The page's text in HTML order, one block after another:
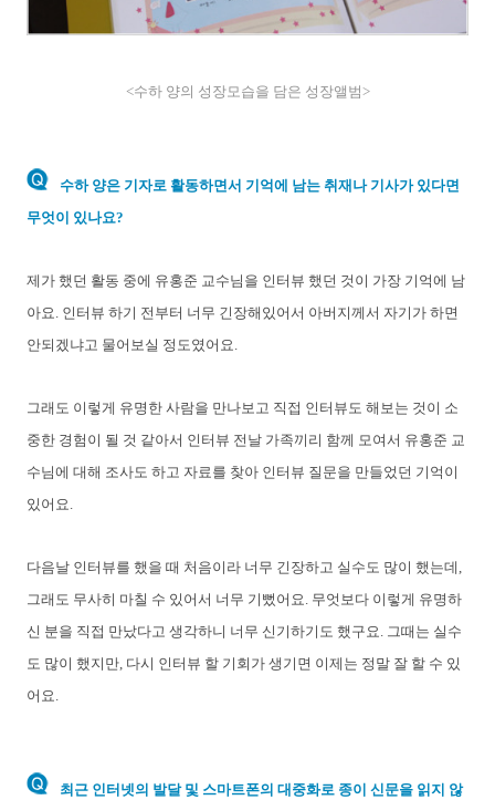
<수하 양의 성장모습을 담은 성장앨범>
수하 양은 기자로 활동하면서 기억에 남는 취재나 기사가 있다면
무엇이 있나요?
제가 했던 활동 중에 유홍준 교수님을 인터뷰 했던 것이 가장 기억에 남
아요. 인터뷰 하기 전부터 너무 긴장해있어서 아버지께서 자기가 하면
안되겠냐고 물어보실 정도였어요.
그래도 이렇게 유명한 사람을 만나보고 직접 인터뷰도 해보는 것이 소
중한 경험이 될 것 같아서 인터뷰 전날 가족끼리 함께 모여서 유홍준 교
수님에 대해 조사도 하고 자료를 찾아 인터뷰 질문을 만들었던 기억이
있어요.
다음날 인터뷰를 했을 때 처음이라 너무 긴장하고 실수도 많이 했는데,
그래도 무사히 마칠 수 있어서 너무 기뻤어요. 무엇보다 이렇게 유명하
신 분을 직접 만났다고 생각하니 너무 신기하기도 했구요. 그때는 실수
도 많이 했지만, 다시 인터뷰 할 기회가 생기면 이제는 정말 잘 할 수 있
어요.
최근 인터넷의 발달 및 스마트폰의 대중화로 종이 신문을 읽지 않